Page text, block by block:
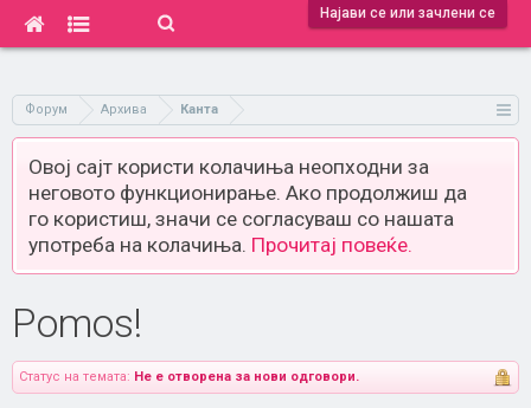
Најави се или зачлени се
Форум Архива Канта
Овој сајт користи колачиња неопходни за
неговото функционирање. Ако продолжиш да
го користиш, значи се согласуваш со нашата
употреба на колачиња. Прочитај повеќе.
Pomos!
Статус на темата: Не е отворена за нови одговори.